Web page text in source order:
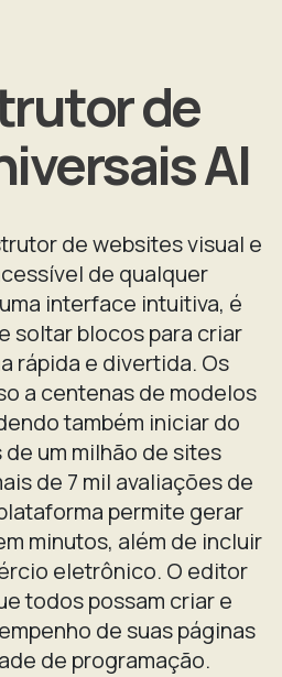
de
AI
de websites visual e
de qualquer
interface intuitiva, é
soltar blocos para criar
rápida e divertida. Os
a centenas de modelos
também iniciar do
de um milhão de sites
de 7 mil avaliações de
permite gerar
minutos, além de incluir
eletrônico. O editor
todos possam criar e
de suas páginas
de programação.